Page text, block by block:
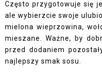
Często przygotowuje się
ale wybierzcie swoje
mielona wieprzowina,
mieszane. Ważne, by
przed dodaniem
najlepszy smak sosu.